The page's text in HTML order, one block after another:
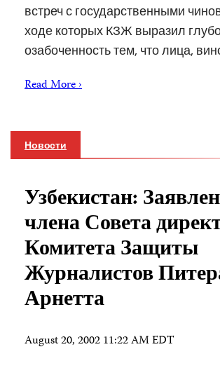
встреч с государственными
ходе которых КЗЖ выразил
озабоченность тем, что лица,
Read More ›
Новости
Узбекистан:
члена Совета
Комитета Защиты
Журналистов
Арнетта
August 20, 2002 11:22 AM EDT